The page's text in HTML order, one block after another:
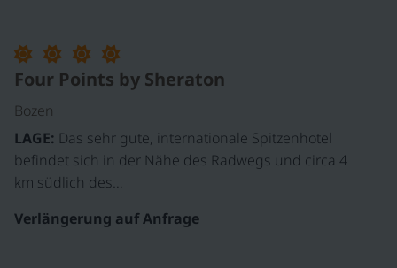
Four Points by Sheraton
Bozen
LAGE:
befindet sich in der Nähe des Radwegs und circa 4
km südlich des…
Verlängerung auf Anfrage